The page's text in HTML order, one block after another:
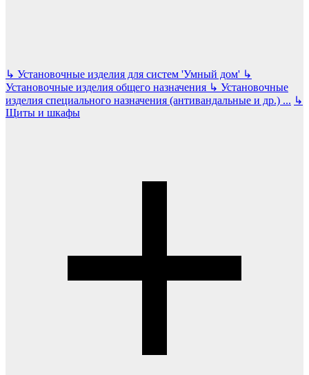
↳ Установочные изделия для систем 'Умный дом' ↳
Установочные изделия общего назначения ↳ Установочные
изделия специального назначения (антивандальные и др.) ... ↳
Щиты и шкафы